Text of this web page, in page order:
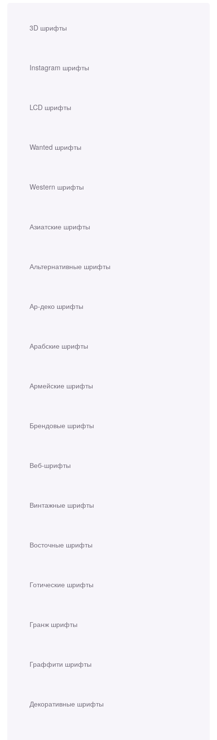
3D шрифты
Instagram шрифты
LCD шрифты
Wanted шрифты
Western шрифты
Азиатские шрифты
Альтернативные шрифты
Ар-деко шрифты
Арабские шрифты
Армейские шрифты
Брендовые шрифты
Веб-шрифты
Винтажные шрифты
Восточные шрифты
Готические шрифты
Гранж шрифты
Граффити шрифты
Декоративные шрифты